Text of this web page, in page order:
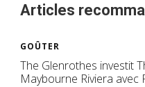
Articles
GOÛTER
The Glenrothes investit
Maybourne Riviera avec